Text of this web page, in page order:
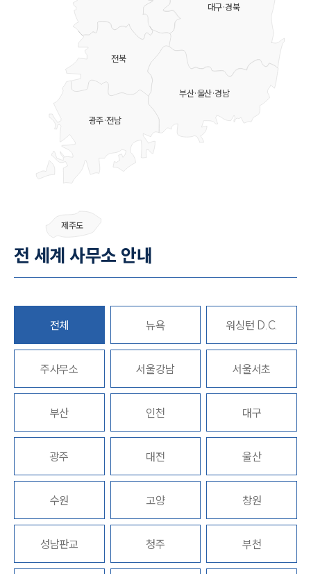
그룹소개
대륜의 강점
오시는 길
고객의 소리
통합검색
AI대륜
업무사례
사례분석/최신동향
법률정보
법률지식인
고객후기
업무분야
전체
대구·경북
부산·울산·경남
전북
광주·전남
제주도
전 세계 사무소 안내
전체 뉴욕 워싱턴 D.C.
주사무소 서울강남 서울서초
부산 인천 대구
광주 대전 울산
수원 고양 창원
성남판교 청주 부천